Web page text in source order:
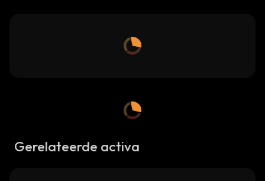
Gerelateerde activa